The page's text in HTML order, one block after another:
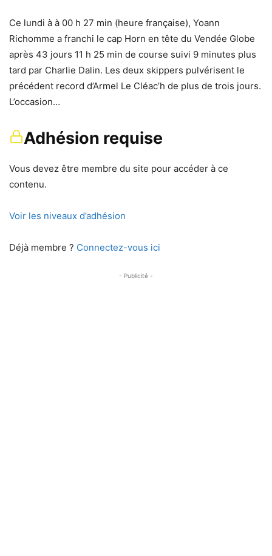
Ce lundi à à 00 h 27 min (heure française), Yoann
Richomme a franchi le cap Horn en tête du Vendée Globe
après 43 jours 11 h 25 min de course suivi 9 minutes plus
tard par Charlie Dalin. Les deux skippers pulvérisent le
précédent record d’Armel Le Cléac’h de plus de trois jours.
L’occasion…
Adhésion requise
Vous devez être membre du site pour accéder à ce
contenu.
Voir les niveaux d’adhésion
Déjà membre ? Connectez-vous ici
- Publicité -